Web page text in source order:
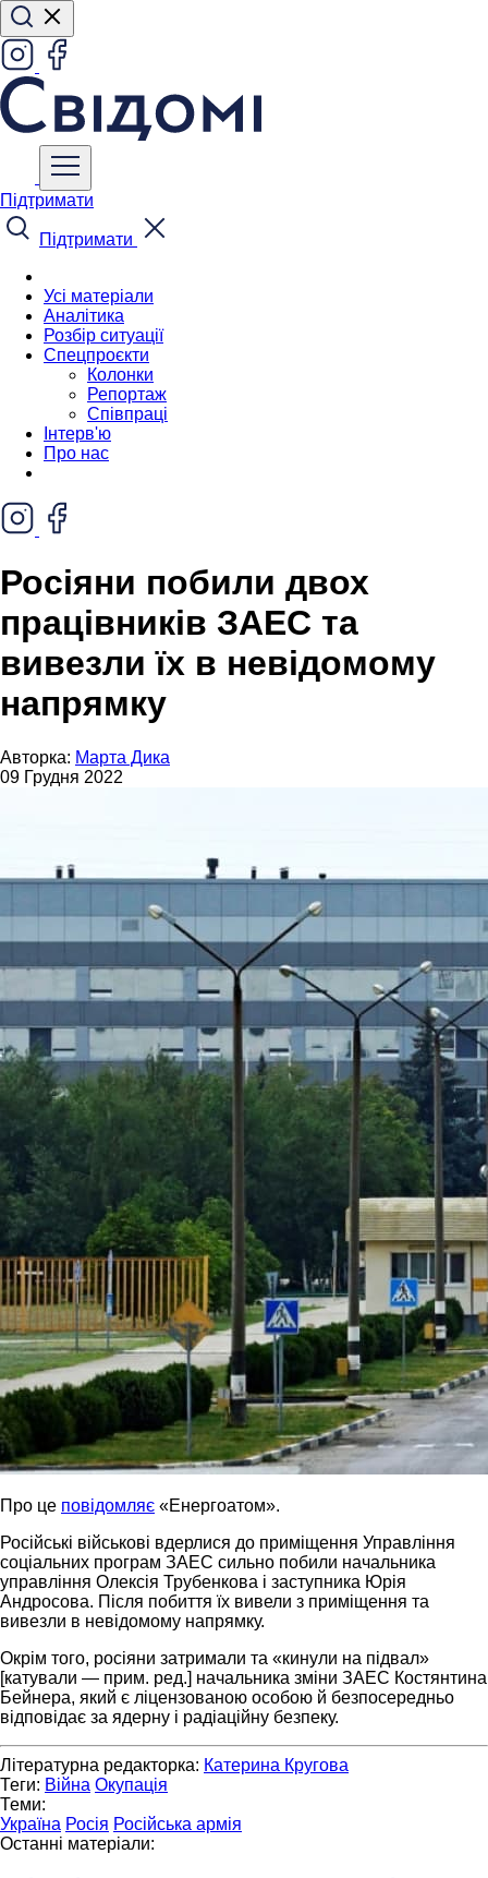
Підтримати
Підтримати
Усі матеріали
Аналітика
Розбір ситуації
Спецпроєкти
Колонки
Репортаж
Співпраці
Інтерв'ю
Про нас
Росіяни побили двох
працівників ЗАЕС та
вивезли їх в невідомому
напрямку
Авторка: Марта Дика
09 Грудня 2022
Про це повідомляє «Енергоатом».
Російські військові вдерлися до приміщення Управління
соціальних програм ЗАЕС сильно побили начальника
управління Олексія Трубенкова і заступника Юрія
Андросова. Після побиття їх вивели з приміщення та
вивезли в невідомому напрямку.
Окрім того, росіяни затримали та «кинули на підвал»
[катували — прим. ред.] начальника зміни ЗАЕС Костянтина
Бейнера, який є ліцензованою особою й безпосередньо
відповідає за ядерну і радіаційну безпеку.
Літературна редакторка: Катерина Кругова
Теги: Війна Окупація
Теми:
Україна Росія Російська армія
Останні матеріали: